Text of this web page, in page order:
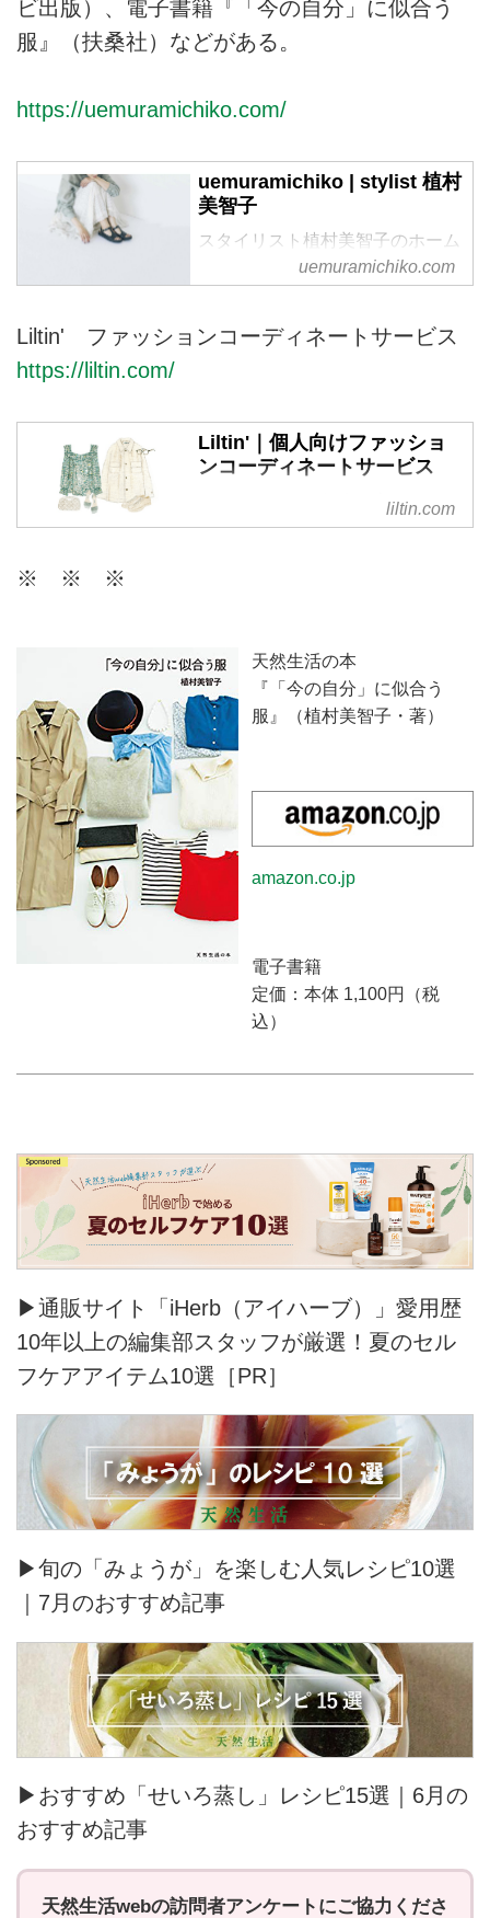
ビ出版）、電子書籍『「今の自分」に似合う
服』（扶桑社）などがある。
https://uemuramichiko.com/
uemuramichiko | stylist 植村
美智子
スタイリスト植村美智子のホーム
ページです。uemuramichiko.com
Liltin' ファッションコーディネートサービス
https://liltin.com/
Liltin'｜個人向けファッショ
ンコーディネートサービス
リルティンは、個人の方が日頃の
ファッションに関するお悩みを相
しむお手伝いをいたします。
liltin.com
※ ※ ※
天然生活の本
『「今の自分」に似合う
服』（植村美智子・著）
amazon.co.jp
電子書籍
定価：本体 1,100円（税
込）
▶通販サイト「iHerb（アイハーブ）」愛用歴
10年以上の編集部スタッフが厳選！夏のセル
フケアアイテム10選［PR］
▶旬の「みょうが」を楽しむ人気レシピ10選
｜7月のおすすめ記事
▶おすすめ「せいろ蒸し」レシピ15選｜6月の
おすすめ記事